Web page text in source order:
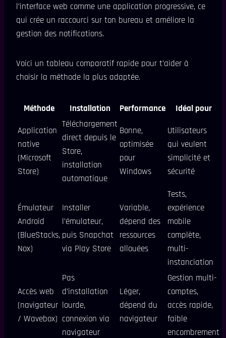
l’interface web comme une application progressive, ce
qui crée un raccourci sur ton bureau et améliore la
gestion des notifications.
Voici un tableau comparatif rapide pour t’aider à
choisir la méthode la plus adaptée.
Méthode Installation Performance
Idéal pour
Application
native
(Microsoft
Store)
Téléchargement
direct depuis le
Store,
installation
automatique
Bonne,
optimisée
pour
Windows
Utilisateurs
qui veulent
simplicité et
sécurité
Émulateur
Android
(BlueStacks,
Nox)
Installer
l’émulateur,
puis Snapchat
via Play Store
Variable,
dépend des
ressources
allouées
Tests,
expérience
mobile
complète,
multi-
instanciation
Accès web
(navigateur
/ Wavebox)
Pas
d’installation
lourde,
connexion via
navigateur
Léger,
dépend du
navigateur
Gestion multi-
comptes,
accès rapide,
faible
encombrement